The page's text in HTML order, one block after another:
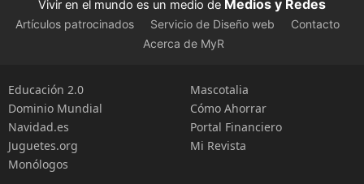
Vivir en el mundo es un medio de Medios y Redes
Artículos patrocinados Servicio de Diseño web
Contacto
Acerca de MyR
Educación 2.0
Dominio Mundial
Navidad.es
Juguetes.org
Monólogos
Mascotalia
Cómo Ahorrar
Portal Financiero
Mi Revista